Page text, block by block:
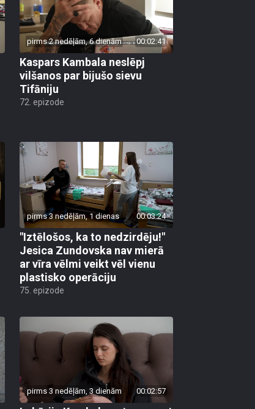
pirms 2 nedēļām, 6 dienām 00:02:41
Kaspars Kambala neslēpj
vilšanos par bijušo sievu
Tifāniju
72. epizode
pirms 3 nedēļām, 1 dienas 00:03:24
"Iztēlošos, ka to nedzirdēju!"
Jesica Zundovska nav mierā
ar vīra vēlmi veikt vēl vienu
plastisko operāciju
75. epizode
pirms 3 nedēļām, 3 dienām 00:02:57